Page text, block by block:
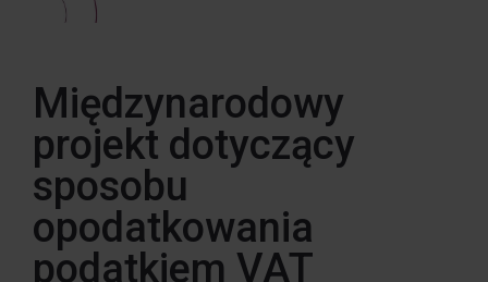
Międzynarodowy
projekt dotyczący
sposobu
opodatkowania
podatkiem VAT